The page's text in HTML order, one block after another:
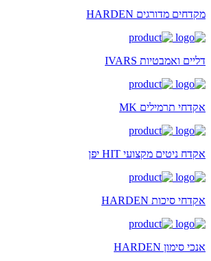
מקדחים מדורגים HARDEN
דליים ואמבטיות IVARS
אקדחי תרמילים MK
אקדח ניטים מקצועי HIT יפן
אקדחי סיכות HARDEN
אנכי סימון HARDEN